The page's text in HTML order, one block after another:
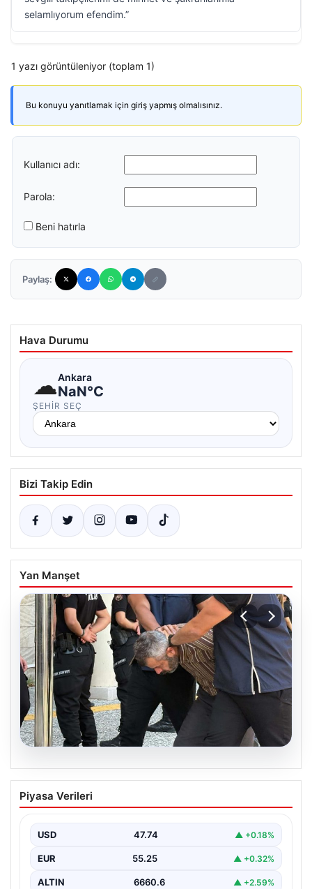
selamlıyorum efendim.”
1 yazı görüntüleniyor (toplam 1)
Bu konuyu yanıtlamak için giriş yapmış olmalısınız.
Kullanıcı adı:
Parola:
Beni hatırla
Paylaş:
Hava Durumu
☁Ankara
NaN°C
ŞEHIR SEÇ
Bizi Takip Edin
Yan Manşet
07.08.2026
Burkay Karatepe soruşturması. FETÖ
mensubunun ablası gözaltına alındı
Piyasa Verileri
USD 47.74 ▲ +0.18%
EUR 55.25 ▲ +0.32%
ALTIN 6660.6 ▲ +2.59%